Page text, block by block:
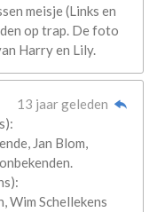
meisje (Links en
op trap. De foto
Harry en Lily.
13 jaar geleden
Jan Blom,
Wim Schellekens